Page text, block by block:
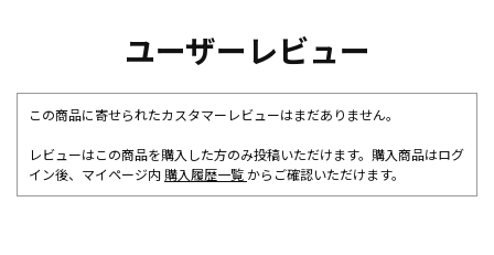
ユーザーレビュー
この商品に寄せられたカスタマーレビューはまだありません。
レビューはこの商品を購入した方のみ投稿いただけます。購入商品はログ
イン後、マイページ内 購入履歴一覧 からご確認いただけます。